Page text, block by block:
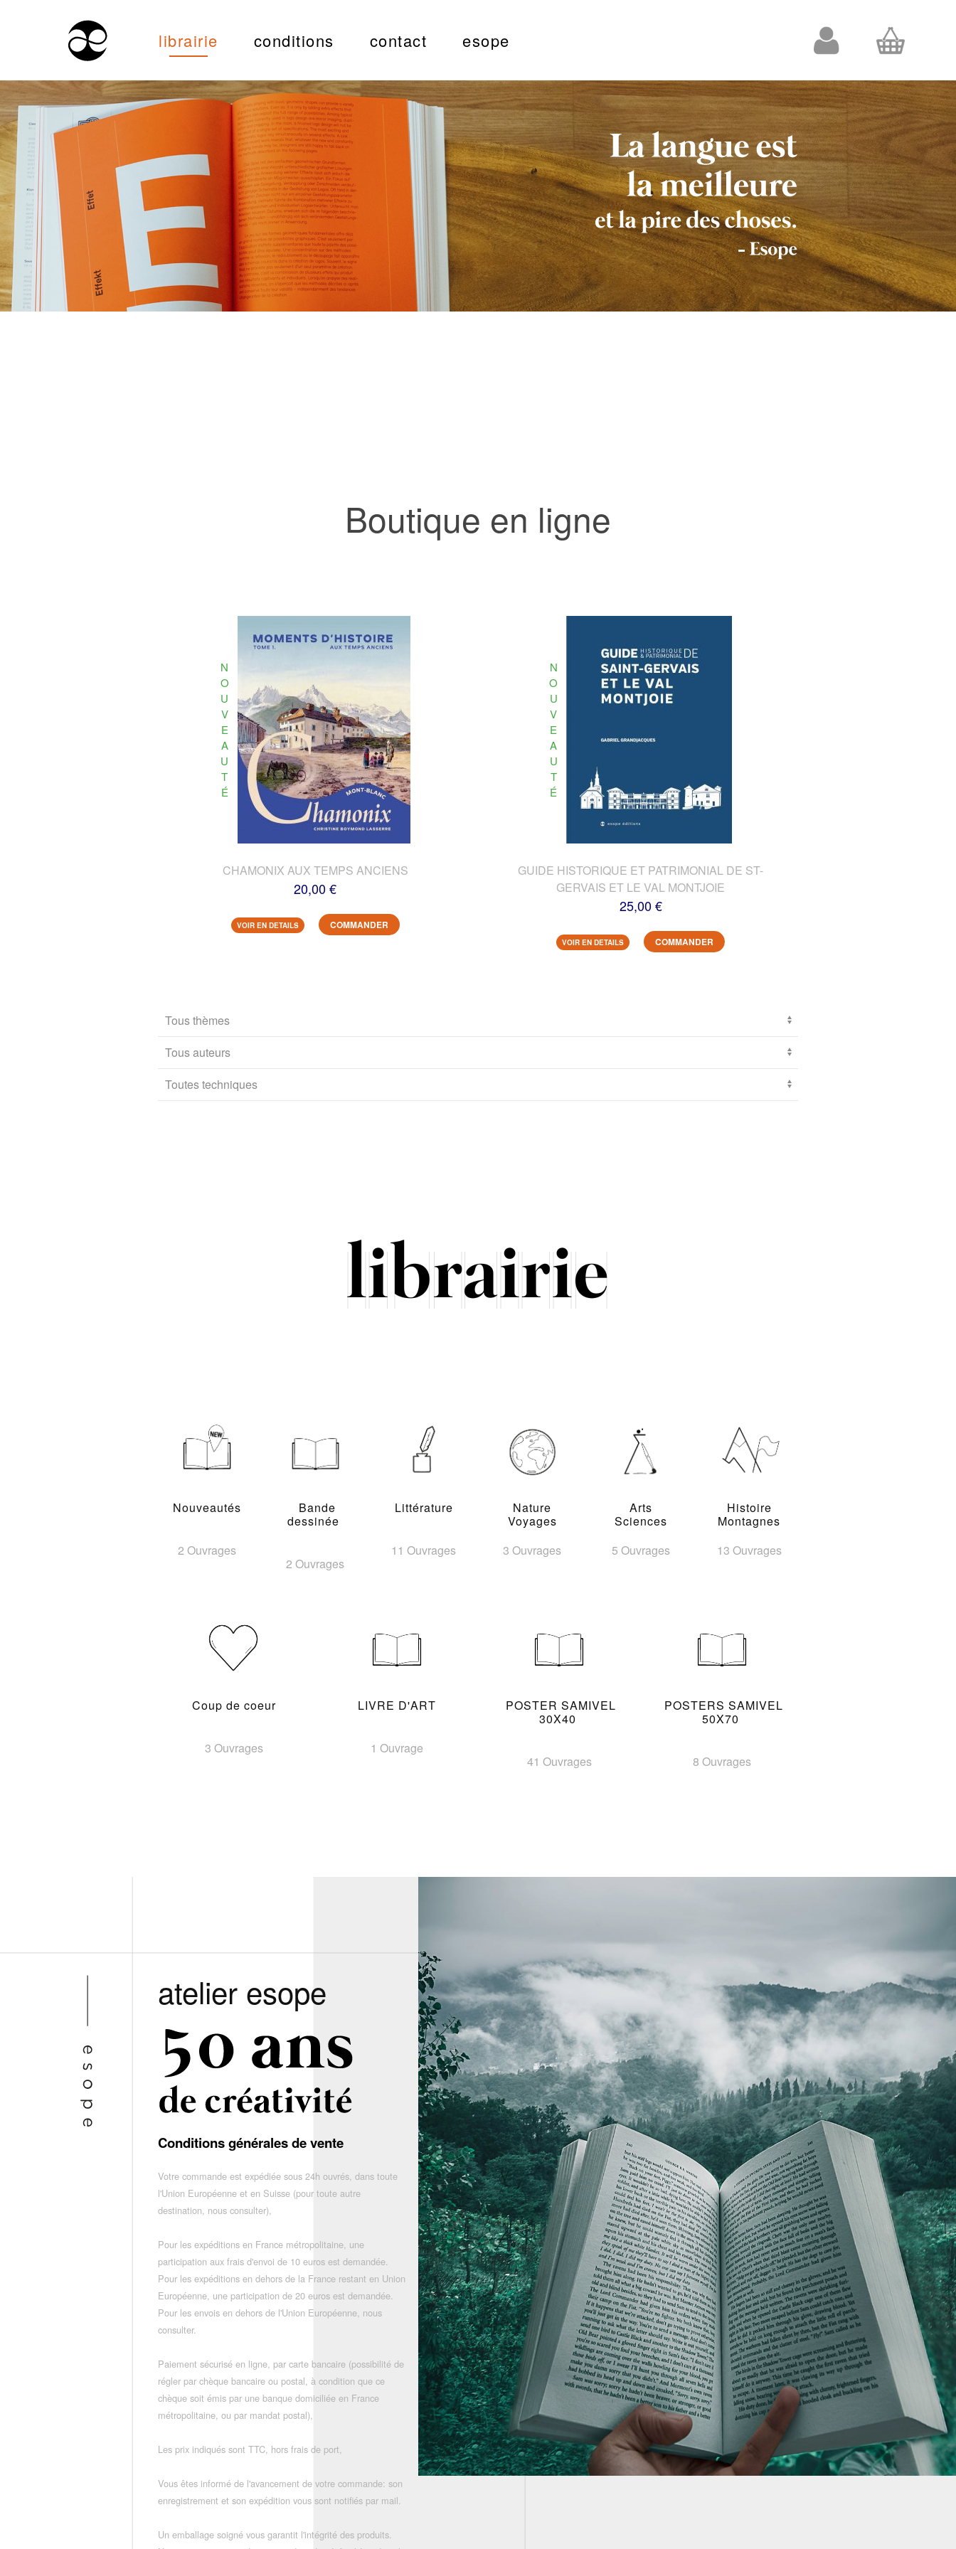
librairie conditions contact esope
Boutique en ligne
N
O
U
V
E
A
U
T
É
CHAMONIX AUX TEMPS ANCIENS
20,00 €
VOIR EN DETAILS COMMANDER
N
O
U
V
E
A
U
T
É
GUIDE HISTORIQUE ET PATRIMONIAL DE ST-
GERVAIS ET LE VAL MONTJOIE
25,00 €
VOIR EN DETAILS COMMANDER
Nouveautés
2 Ouvrages
Bande
dessinée
2 Ouvrages
Littérature
11 Ouvrages
Nature
Voyages
3 Ouvrages
Arts
Sciences
5 Ouvrages
Histoire
Montagnes
13 Ouvrages
Coup de coeur
3 Ouvrages
LIVRE D'ART
1 Ouvrage
POSTER SAMIVEL
30X40
41 Ouvrages
POSTERS SAMIVEL
50X70
8 Ouvrages
atelier esope
Conditions générales de vente
Votre commande est expédiée sous 24h ouvrés, dans toute
l'Union Européenne et en Suisse (pour toute autre
destination, nous consulter),
Pour les expéditions en France métropolitaine, une
participation aux frais d'envoi de 10 euros est demandée.
Pour les expéditions en dehors de la France restant en Union
Européenne, une participation de 20 euros est demandée.
Pour les envois en dehors de l'Union Européenne, nous
consulter.
Paiement sécurisé en ligne, par carte bancaire (possibilité de
régler par chèque bancaire ou postal, à condition que ce
chèque soit émis par une banque domiciliée en France
métropolitaine, ou par mandat postal),
Les prix indiqués sont TTC, hors frais de port,
Vous êtes informé de l'avancement de votre commande: son
enregistrement et son expédition vous sont notifiés par mail.
Un emballage soigné vous garantit l'intégrité des produits.